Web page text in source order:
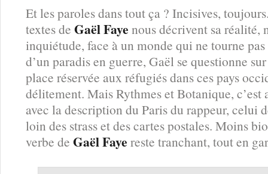
Et les paroles dans tout ça ? Incisives,
textes de Gaël Faye nous décrivent sa réalité,
inquiétude, face à un monde qui ne tourne
d’un paradis en guerre, Gaël se questionne
place réservée aux réfugiés dans ces pays
délitement. Mais Rythmes et Botanique,
avec la description du Paris du rappeur, celui
loin des strass et des cartes postales. Moins
verbe de Gaël Faye reste tranchant, tout en